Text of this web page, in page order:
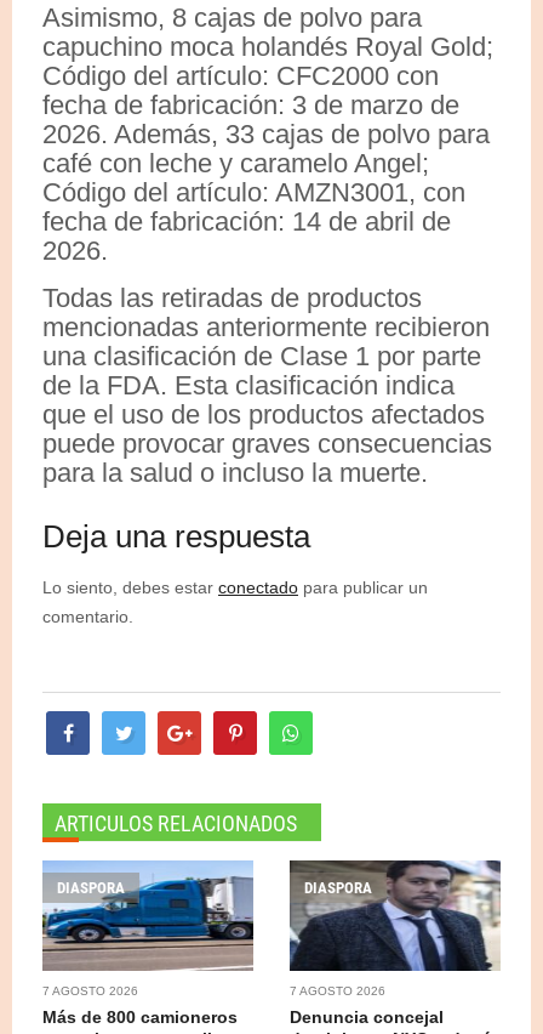
Asimismo, 8 cajas de polvo para
capuchino moca holandés Royal Gold;
Código del artículo: CFC2000 con
fecha de fabricación: 3 de marzo de
2026. Además, 33 cajas de polvo para
café con leche y caramelo Angel;
Código del artículo: AMZN3001, con
fecha de fabricación: 14 de abril de
2026.
Todas las retiradas de productos
mencionadas anteriormente recibieron
una clasificación de Clase 1 por parte
de la FDA. Esta clasificación indica
que el uso de los productos afectados
puede provocar graves consecuencias
para la salud o incluso la muerte.
Deja una respuesta
Lo siento, debes estar conectado para publicar un
comentario.
ARTICULOS RELACIONADOS
DIASPORA
7 AGOSTO 2026
Más de 800 camioneros
DIASPORA
7 AGOSTO 2026
Denuncia concejal